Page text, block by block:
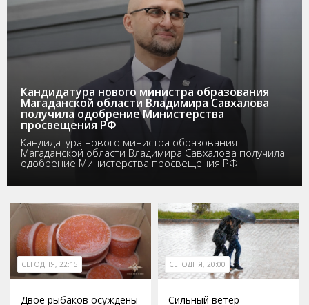
Кандидатура нового министра образования
Магаданской области Владимира Савхалова
получила одобрение Министерства
просвещения РФ
Кандидатура нового министра образования
Магаданской области Владимира Савхалова получила
одобрение Министерства просвещения РФ
СЕГОДНЯ, 22:15
Двое рыбаков осуждены
СЕГОДНЯ, 20:00
Сильный ветер